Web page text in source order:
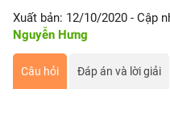
Xuất bản: 12/10/2020 - Cập
Nguyễn Hưng
Câu hỏi Đáp án và lời giải